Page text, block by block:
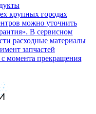
крупных городах
можно уточнить
В сервисном
расходные материалы
запчастей
с момента прекращения